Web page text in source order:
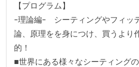
【プログラム】
-理論編-　シーティングやフィッ
論、原理をを身につけ、買うより
的！
■世界にある様々なシーティング